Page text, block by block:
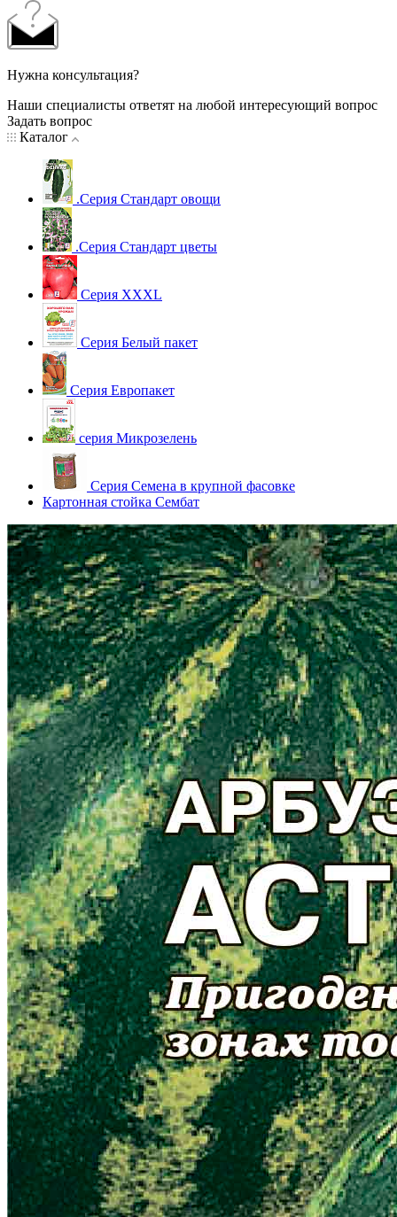
Нужна консультация?
Наши специалисты ответят на любой интересующий вопрос
Задать вопрос
Каталог
.Серия Стандарт овощи
.Серия Стандарт цветы
Серия XXXL
Серия Белый пакет
Серия Европакет
серия Микрозелень
Серия Семена в крупной фасовке
Картонная стойка Сембат